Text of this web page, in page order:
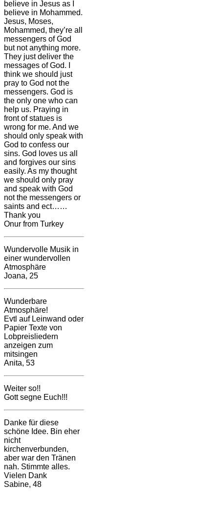
believe in Jesus as I
believe in Mohammed.
Jesus, Moses,
Mohammed, they’re all
messengers of God
but not anything more.
They just deliver the
messages of God. I
think we should just
pray to God not the
messengers. God is
the only one who can
help us. Praying in
front of statues is
wrong for me. And we
should only speak with
God to confess our
sins. God loves us all
and forgives our sins
easily. As my thought
we should only pray
and speak with God
not the messengers or
saints and ect……
Thank you
Onur from Turkey
Wundervolle Musik in
einer wundervollen
Atmosphäre
Joana, 25
Wunderbare
Atmosphäre!
Evtl auf Leinwand oder
Papier Texte von
Lobpreisliedern
anzeigen zum
mitsingen
Anita, 53
Weiter so!!
Gott segne Euch!!!
Danke für diese
schöne Idee. Bin eher
nicht
kirchenverbunden,
aber war den Tränen
nah. Stimmte alles.
Vielen Dank
Sabine, 48